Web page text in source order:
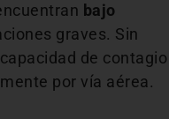
bajo
graves. Sin
de contagio
por vía aérea.